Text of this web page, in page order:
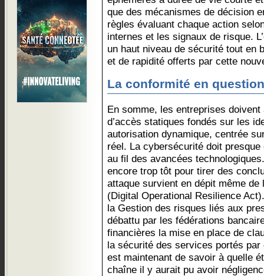
que des mécanismes de décision
règles évaluant chaque action
internes et les signaux de risque.
un haut niveau de sécurité tout en
et de rapidité offerts par cette
La conformité en
En somme, les entreprises
d’accès statiques fondés sur les
autorisation dynamique, centrée
réel. La cybersécurité doit
au fil des avancées
encore trop tôt pour tirer des
attaque survient en dépit même de
(Digital Operational Resilience
la Gestion des risques liés aux
débattu par les fédérations
financières la mise en place de
la sécurité des services portés
est maintenant de savoir à quelle
chaîne il y aurait pu avoir